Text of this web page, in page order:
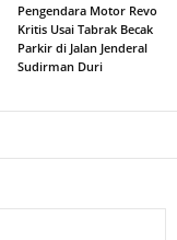
Pengendara Motor Revo
Kritis Usai Tabrak Becak
Parkir di Jalan Jenderal
Sudirman Duri